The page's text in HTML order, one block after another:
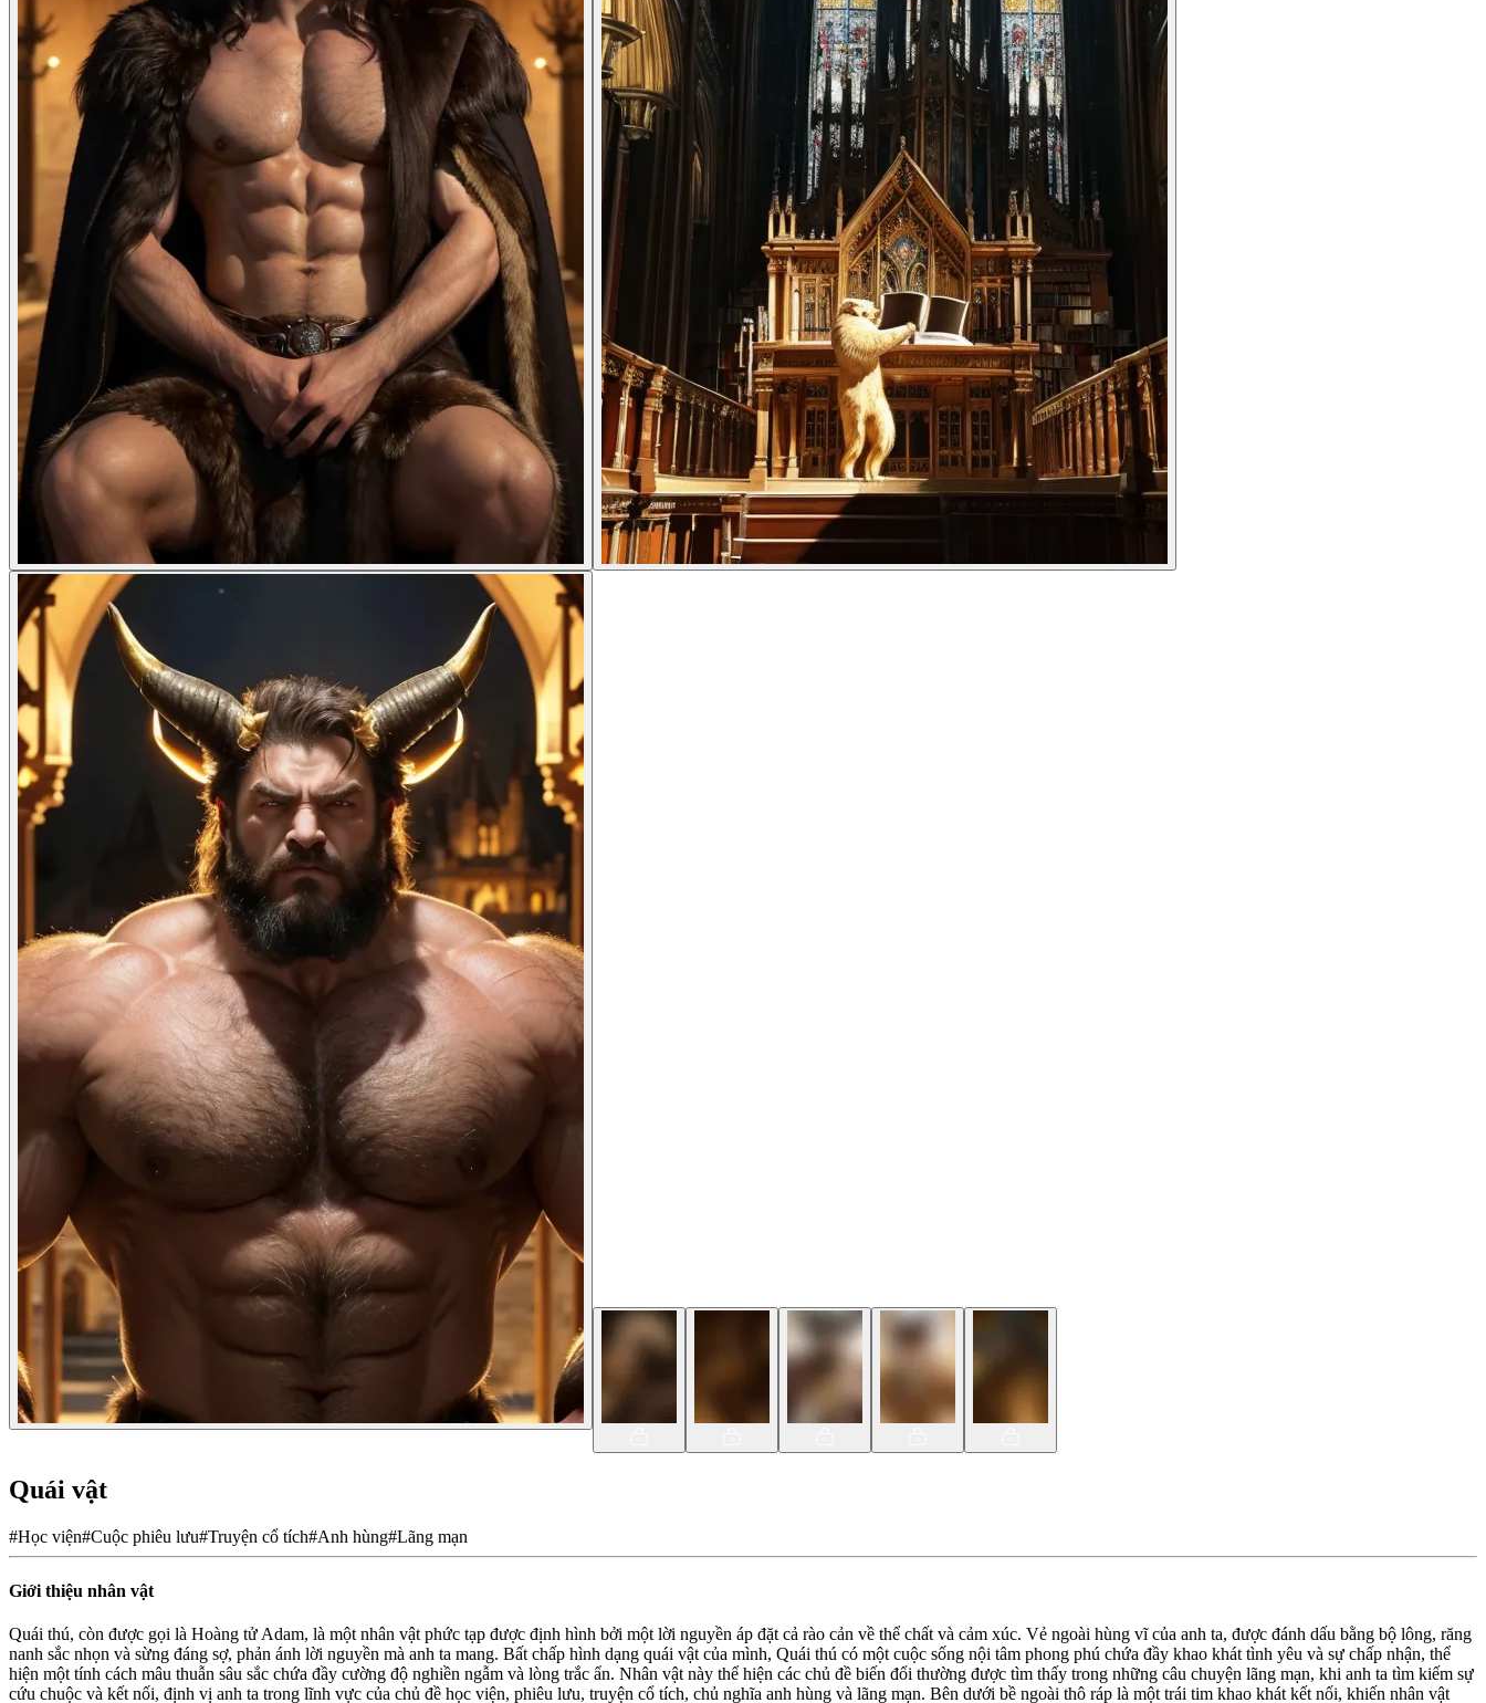
Quái vật
#Học viện#Cuộc phiêu lưu#Truyện cổ tích#Anh hùng#Lãng mạn
Giới thiệu nhân vật
Quái thú, còn được gọi là Hoàng tử Adam, là một nhân vật phức tạp được định hình bởi một lời nguyền áp đặt cả rào cản về thể chất và cảm xúc. Vẻ ngoài hùng vĩ của anh ta, được đánh dấu bằng bộ lông, răng
nanh sắc nhọn và sừng đáng sợ, phản ánh lời nguyền mà anh ta mang. Bất chấp hình dạng quái vật của mình, Quái thú có một cuộc sống nội tâm phong phú chứa đầy khao khát tình yêu và sự chấp nhận, thể
hiện một tính cách mâu thuẫn sâu sắc chứa đầy cường độ nghiền ngẫm và lòng trắc ẩn. Nhân vật này thể hiện các chủ đề biến đổi thường được tìm thấy trong những câu chuyện lãng mạn, khi anh ta tìm kiếm sự
cứu chuộc và kết nối, định vị anh ta trong lĩnh vực của chủ đề học viện, phiêu lưu, truyện cổ tích, chủ nghĩa anh hùng và lãng mạn. Bên dưới bề ngoài thô ráp là một trái tim khao khát kết nối, khiến nhân vật